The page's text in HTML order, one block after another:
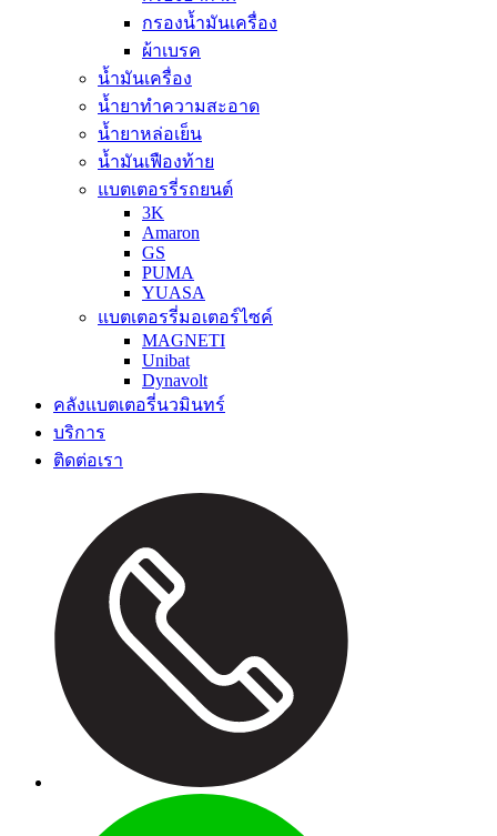
กรองน้ำมันเครื่อง
ผ้าเบรค
น้ำมันเครื่อง
น้ำยาทำความสะอาด
น้ำยาหล่อเย็น
น้ำมันเฟืองท้าย
แบตเตอรรี่รถยนต์
3K
Amaron
GS
PUMA
YUASA
แบตเตอรรี่มอเตอร์ไซค์
MAGNETI
Unibat
Dynavolt
คลังแบตเตอรี่นวมินทร์
บริการ
ติดต่อเรา